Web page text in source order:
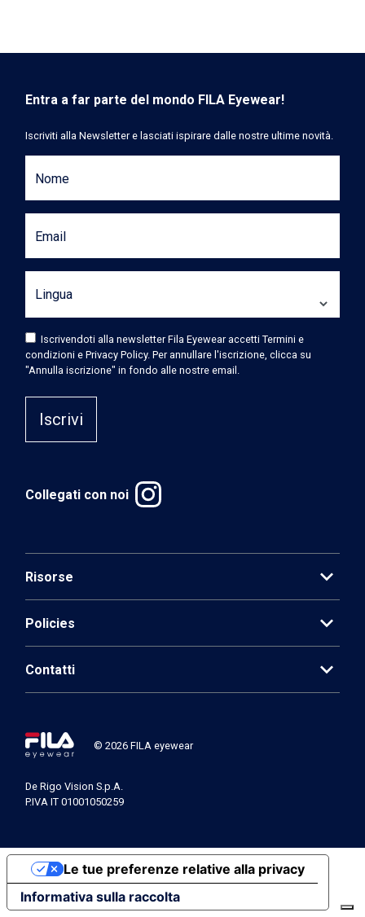
Entra a far parte del mondo FILA Eyewear!
Iscriviti alla Newsletter e lasciati ispirare dalle nostre ultime novità.
Nome
Email
Lingua
Iscrivendoti alla newsletter Fila Eyewear accetti Termini e
condizioni e Privacy Policy. Per annullare l'iscrizione, clicca su
"Annulla iscrizione" in fondo alle nostre email.
Iscrivi
Collegati con noi
Risorse expand_more
Policies expand_more
Contatti expand_more
© 2026 FILA eyewear
De Rigo Vision S.p.A.
P.IVA IT 01001050259
Informativa sulla raccolta
Le tue preferenze relative alla privacy